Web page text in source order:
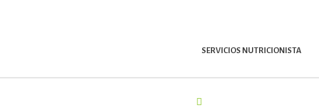
SERVICIOS NUTRICIONISTA